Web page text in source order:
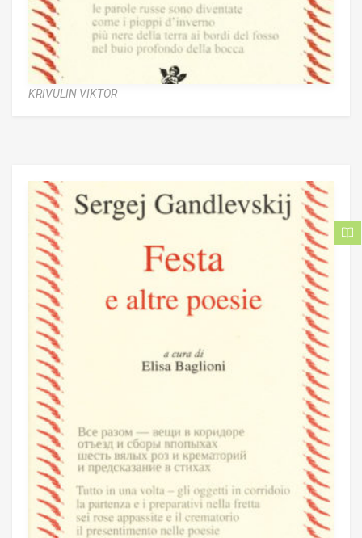
KRIVULIN VIKTOR